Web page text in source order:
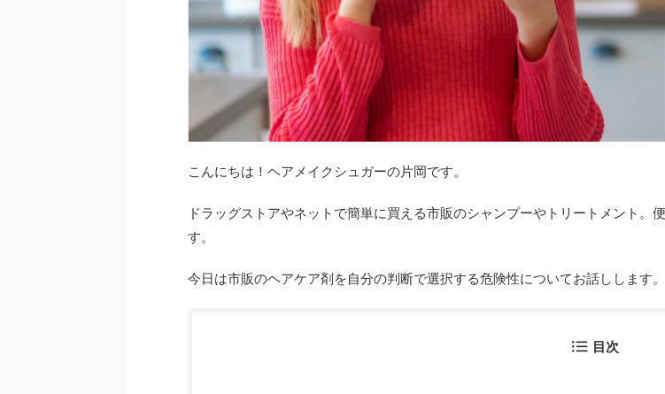
こんにちは！ヘアメイクシュガーの片岡です。
ドラッグストアやネットで簡単に買える市販のシャンプーやトリートメント
す。
今日は市販のヘアケア剤を自分の判断で選択する危険性についてお話しします。
目次